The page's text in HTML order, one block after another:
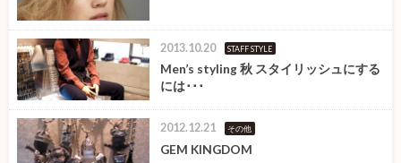
2013.10.20 STAFF STYLE
Men’s styling 秋 スタイリッシュにする
には･･･
2012.12.21 その他
GEM KINGDOM